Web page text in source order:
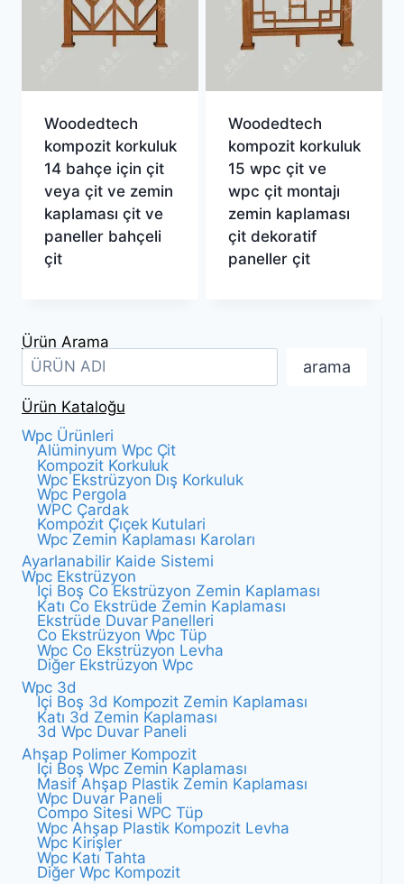
Woodedtech
kompozit korkuluk
14 bahçe için çit
veya çit ve zemin
kaplaması çit ve
paneller bahçeli
çit
Woodedtech
kompozit korkuluk
15 wpc çit ve
wpc çit montajı
zemin kaplaması
çit dekoratif
paneller çit
Ürün Arama
arama
Ürün Kataloğu
Wpc Ürünleri
Alüminyum Wpc Çit
Kompozit Korkuluk
Wpc Ekstrüzyon Dış Korkuluk
Wpc Pergola
WPC Çardak
Kompozi̇t Çi̇çek Kutulari
Wpc Zemin Kaplaması Karoları
Ayarlanabilir Kaide Sistemi
Wpc Ekstrüzyon
Içi Boş Co Ekstrüzyon Zemin Kaplaması
Katı Co Ekstrüde Zemin Kaplaması
Ekstrüde Duvar Panelleri
Co Ekstrüzyon Wpc Tüp
Wpc Co Ekstrüzyon Levha
Diğer Ekstrüzyon Wpc
Wpc 3d
Içi Boş 3d Kompozit Zemin Kaplaması
Katı 3d Zemin Kaplaması
3d Wpc Duvar Paneli
Ahşap Polimer Kompozit
Içi Boş Wpc Zemin Kaplaması
Masif Ahşap Plastik Zemin Kaplaması
Wpc Duvar Paneli
Compo Sitesi WPC Tüp
Wpc Ahşap Plastik Kompozit Levha
Wpc Kirişler
Wpc Katı Tahta
Diğer Wpc Kompozit